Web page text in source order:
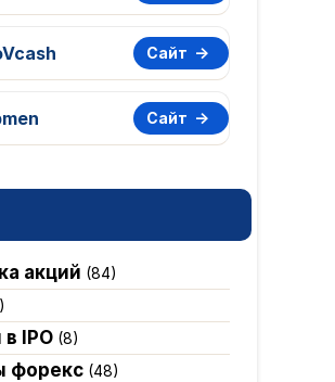
Сайт
Сайт
акций (84)
IPO(8)
форекс(48)